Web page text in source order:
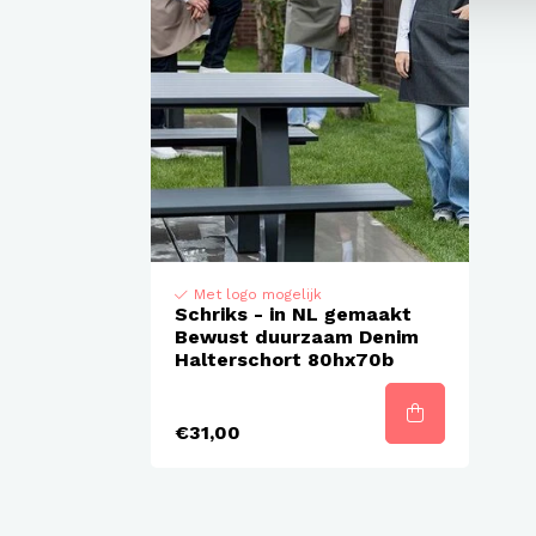
Met logo mogelijk
Schriks - in NL gemaakt
Bewust duurzaam Denim
Halterschort 80hx70b
€31,00